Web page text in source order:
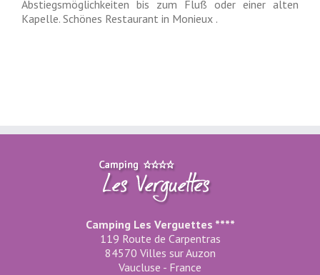
Abstiegsmöglichkeiten bis zum Fluß oder einer alten
Kapelle. Schönes Restaurant in Monieux .
Camping Les Verguettes ****
119 Route de Carpentras
84570 Villes sur Auzon
Vaucluse - France